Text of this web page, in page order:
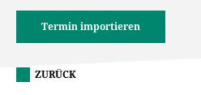
Termin importieren
ZURÜCK